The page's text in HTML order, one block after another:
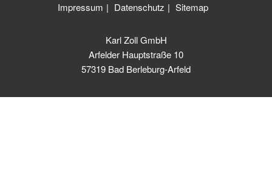
Impressum Datenschutz Sitemap
Karl Zoll GmbH
Arfelder Hauptstraße 10
57319 Bad Berleburg-Arfeld